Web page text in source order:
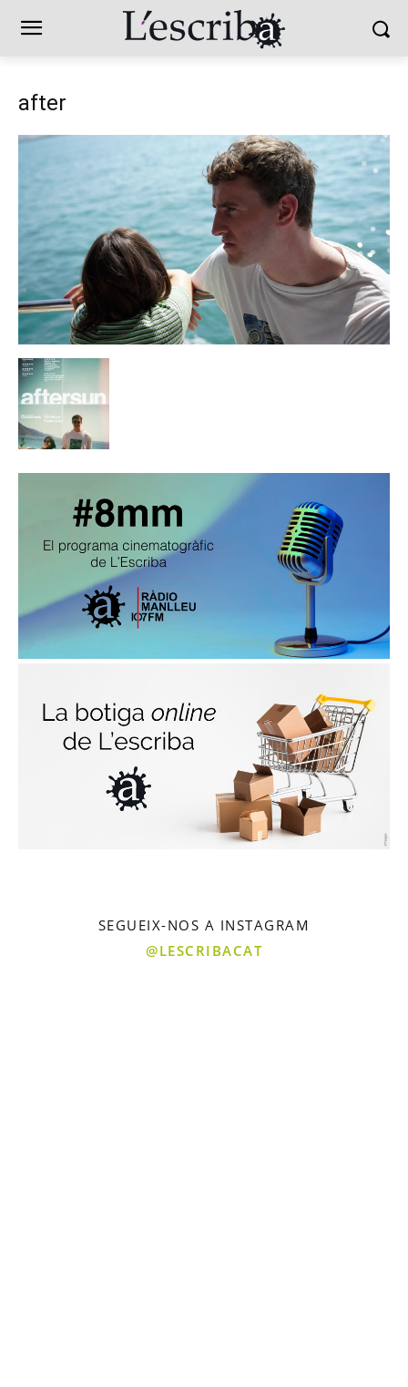
after
SEGUEIX-NOS A INSTAGRAM
@LESCRIBACAT